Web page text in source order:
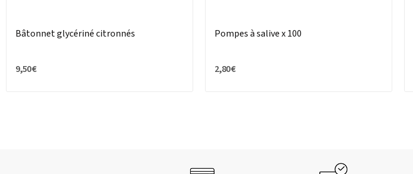
Bâtonnet glycériné citronnés
9,50 €
Pompes à salive x 100
2,80 €